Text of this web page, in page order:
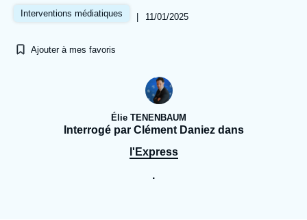
Analyses
Se connecter
Interventions médiatiques | 11/01/2025
Ajouter à mes favoris
Élie TENENBAUM
Interrogé par Clément Daniez dans
l'Express
.